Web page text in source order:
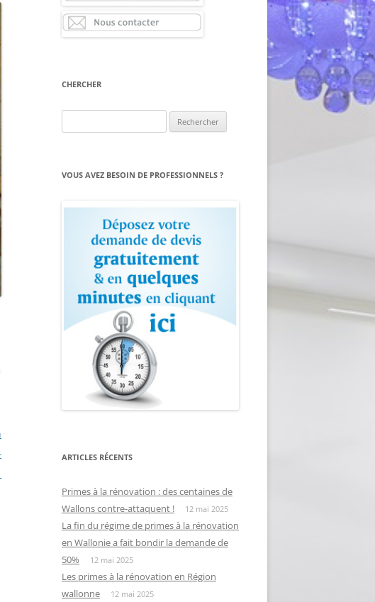
CHERCHER
VOUS AVEZ BESOIN DE PROFESSIONNELS ?
ARTICLES RÉCENTS
Primes à la rénovation : des centaines de
Wallons contre-attaquent !
12 mai 2025
La fin du régime de primes à la rénovation
en Wallonie a fait bondir la demande de
50%
12 mai 2025
Les primes à la rénovation en Région
wallonne
12 mai 2025